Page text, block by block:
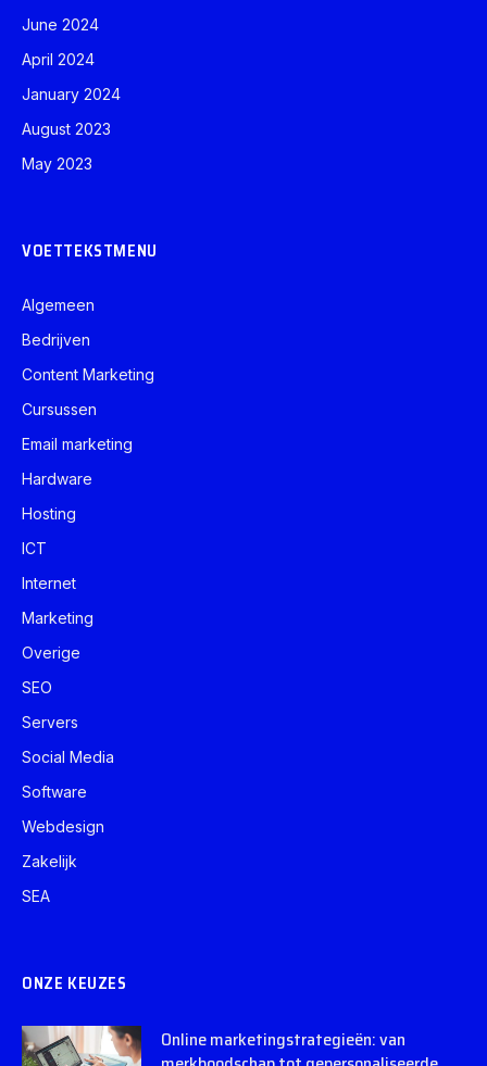
June 2024
April 2024
January 2024
August 2023
May 2023
VOETTEKSTMENU
Algemeen
Bedrijven
Content Marketing
Cursussen
Email marketing
Hardware
Hosting
ICT
Internet
Marketing
Overige
SEO
Servers
Social Media
Software
Webdesign
Zakelijk
SEA
ONZE KEUZES
Online marketingstrategieën: van